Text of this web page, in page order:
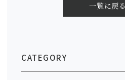
一覧に戻る
CATEGORY